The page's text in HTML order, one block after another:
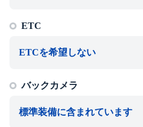
ETC
ETCを希望しない
バックカメラ
標準装備に含まれています